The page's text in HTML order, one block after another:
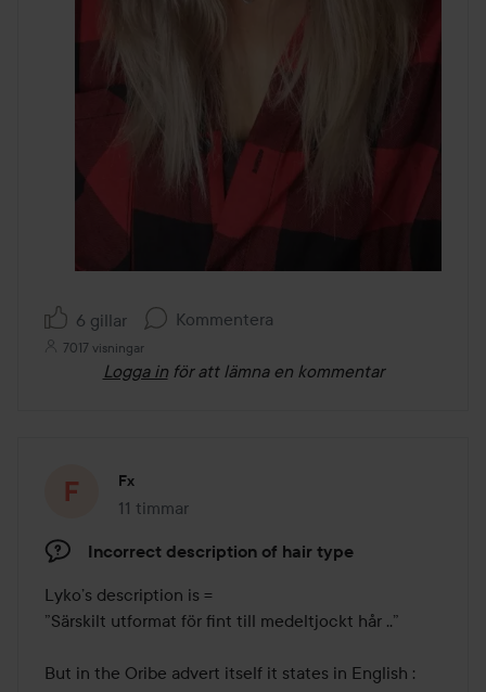
6 gillar Kommentera
7017 visningar
Logga in för att lämna en kommentar
Fx
11 timmar
Inlägget skapades 11 timmar
Incorrect description of hair type
Lyko’s description is =
”Särskilt utformat för fint till medeltjockt hår ..”
But in the Oribe advert itself it states in English :